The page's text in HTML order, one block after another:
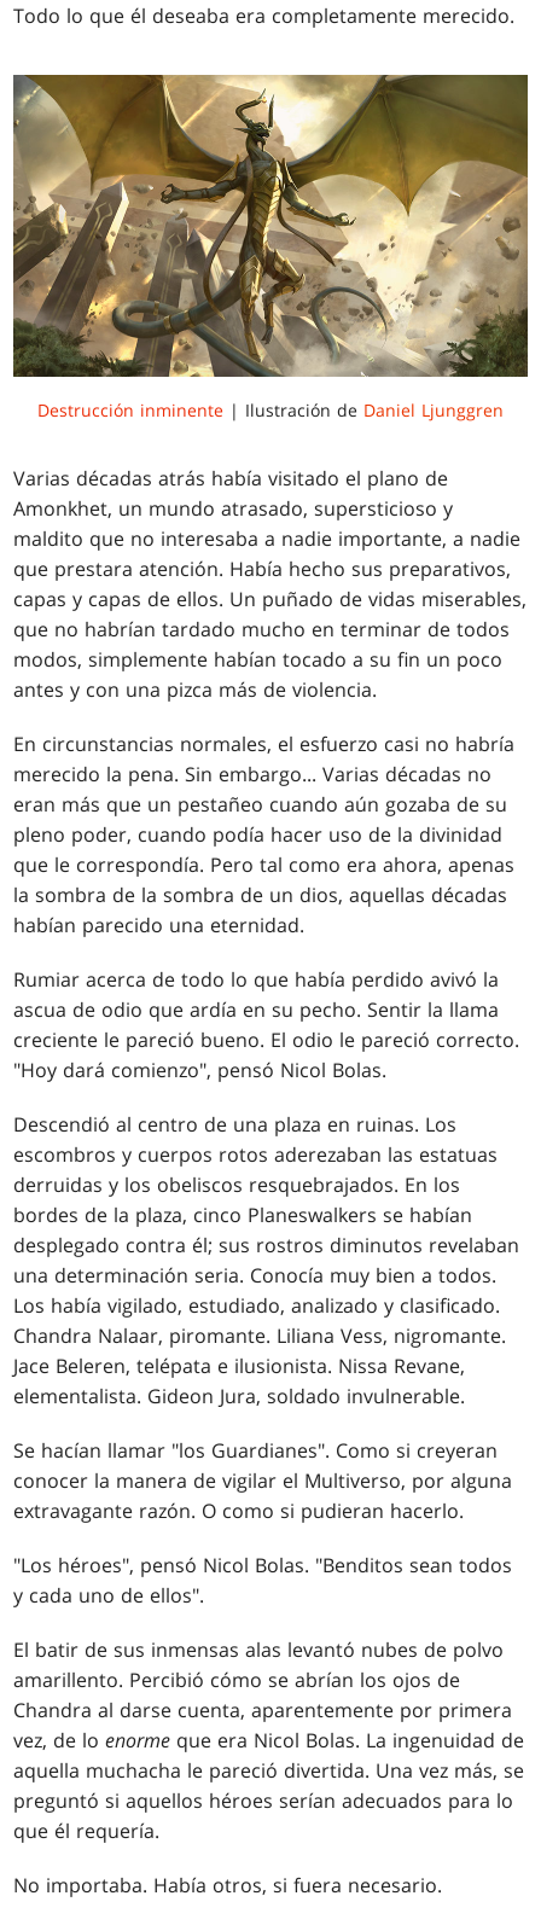
Todo lo que él deseaba era completamente merecido.
Destrucción inminente | Ilustración de Daniel Ljunggren
Varias décadas atrás había visitado el plano de
Amonkhet, un mundo atrasado, supersticioso y
maldito que no interesaba a nadie importante, a nadie
que prestara atención. Había hecho sus preparativos,
capas y capas de ellos. Un puñado de vidas miserables,
que no habrían tardado mucho en terminar de todos
modos, simplemente habían tocado a su fin un poco
antes y con una pizca más de violencia.
En circunstancias normales, el esfuerzo casi no habría
merecido la pena. Sin embargo... Varias décadas no
eran más que un pestañeo cuando aún gozaba de su
pleno poder, cuando podía hacer uso de la divinidad
que le correspondía. Pero tal como era ahora, apenas
la sombra de la sombra de un dios, aquellas décadas
habían parecido una eternidad.
Rumiar acerca de todo lo que había perdido avivó la
ascua de odio que ardía en su pecho. Sentir la llama
creciente le pareció bueno. El odio le pareció correcto.
"Hoy dará comienzo", pensó Nicol Bolas.
Descendió al centro de una plaza en ruinas. Los
escombros y cuerpos rotos aderezaban las estatuas
derruidas y los obeliscos resquebrajados. En los
bordes de la plaza, cinco Planeswalkers se habían
desplegado contra él; sus rostros diminutos revelaban
una determinación seria. Conocía muy bien a todos.
Los había vigilado, estudiado, analizado y clasificado.
Chandra Nalaar, piromante. Liliana Vess, nigromante.
Jace Beleren, telépata e ilusionista. Nissa Revane,
elementalista. Gideon Jura, soldado invulnerable.
Se hacían llamar "los Guardianes". Como si creyeran
conocer la manera de vigilar el Multiverso, por alguna
extravagante razón. O como si pudieran hacerlo.
"Los héroes", pensó Nicol Bolas. "Benditos sean todos
y cada uno de ellos".
El batir de sus inmensas alas levantó nubes de polvo
amarillento. Percibió cómo se abrían los ojos de
Chandra al darse cuenta, aparentemente por primera
vez, de loenorme que era Nicol Bolas. La ingenuidad de
aquella muchacha le pareció divertida. Una vez más, se
preguntó si aquellos héroes serían adecuados para lo
que él requería.
No importaba. Había otros, si fuera necesario.